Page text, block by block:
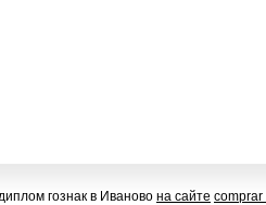
гознак в Иваново на сайте comprar